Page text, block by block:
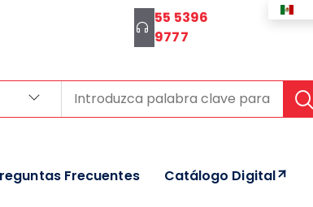
55 5396
9777
Frecuentes Catálogo Digital